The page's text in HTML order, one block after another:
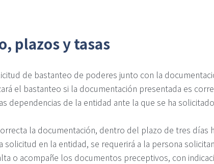
plazos y tasas
de bastanteo de poderes junto con la
el bastanteo si la documentación presentada es
dependencias de la entidad ante la que se ha
la documentación, dentro del plazo de tres días
solicitud en la entidad, se requerirá a la persona
o acompañe los documentos preceptivos, con